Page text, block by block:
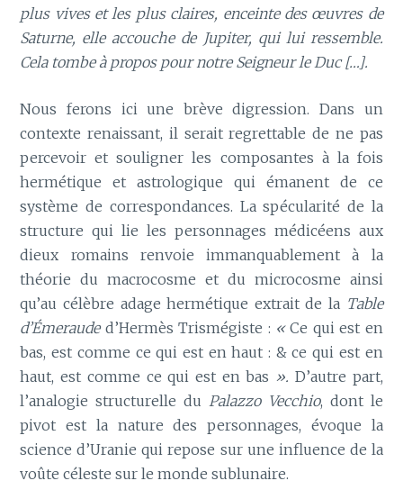
plus vives et les plus claires, enceinte des œuvres de
Saturne, elle accouche de Jupiter, qui lui ressemble.
Cela tombe à propos pour notre Seigneur le Duc […].
Nous ferons ici une brève digression. Dans un
contexte renaissant, il serait regrettable de ne pas
percevoir et souligner les composantes à la fois
hermétique et astrologique qui émanent de ce
système de correspondances. La spécularité de la
structure qui lie les personnages médicéens aux
dieux romains renvoie immanquablement à la
théorie du macrocosme et du microcosme ainsi
qu’au célèbre adage hermétique extrait de la Table
d’Émerauded’Hermès Trismégiste : «Ce qui est en
bas, est comme ce qui est en haut : & ce qui est en
haut, est comme ce qui est en bas ». D’autre part,
l’analogie structurelle du Palazzo Vecchio, dont le
pivot est la nature des personnages, évoque la
science d’Uranie qui repose sur une influence de la
voûte céleste sur le monde sublunaire.